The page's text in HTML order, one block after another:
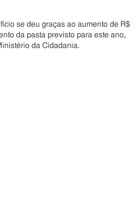
se deu graças ao aumento de R$
da pasta previsto para este ano,
da Cidadania.